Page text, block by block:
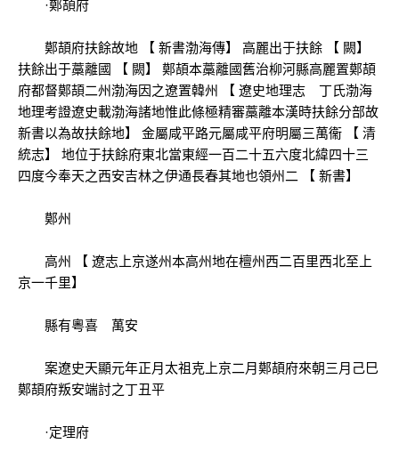
·鄚頡府
鄚頡府扶餘故地 【 新書渤海傳】 高麗出于扶餘 【 闕】
扶餘出于藁離國 【 闕】 鄚頡本藁離國舊治柳河縣高麗置鄚頡
府都督鄚頡二州渤海因之遼置韓州 【 遼史地理志 丁氏渤海
地理考證遼史載渤海諸地惟此條極精審藁離本漢時扶餘分部故
新書以為故扶餘地】 金屬咸平路元屬咸平府明屬三萬衞 【 清
統志】 地位于扶餘府東北當東經一百二十五六度北緯四十三
四度今奉天之西安吉林之伊通長春其地也領州二 【 新書】
鄚州
高州 【 遼志上京遂州本高州地在檀州西二百里西北至上
京一千里】
縣有粵喜 萬安
案遼史天顯元年正月太祖克上京二月鄚頡府來朝三月己巳
鄚頡府叛安端討之丁丑平
·定理府